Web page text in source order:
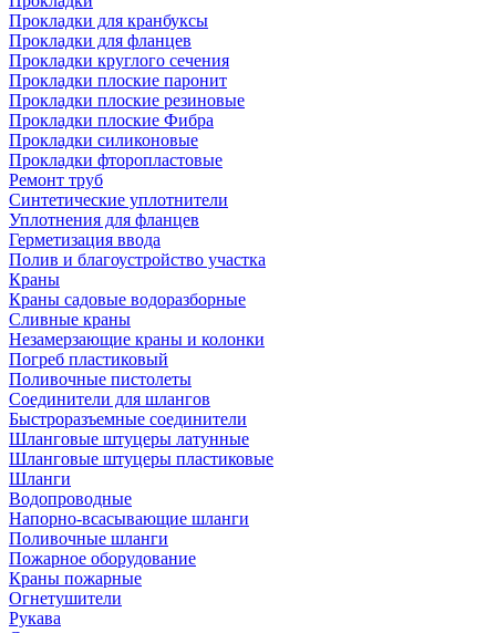
Прокладки для кранбуксы
Прокладки для фланцев
Прокладки круглого сечения
Прокладки плоские паронит
Прокладки плоские резиновые
Прокладки плоские Фибра
Прокладки силиконовые
Прокладки фторопластовые
Ремонт труб
Синтетические уплотнители
Уплотнения для фланцев
Герметизация ввода
Полив и благоустройство участка
Краны
Краны садовые водоразборные
Сливные краны
Незамерзающие краны и колонки
Погреб пластиковый
Поливочные пистолеты
Соединители для шлангов
Быстроразъемные соединители
Шланговые штуцеры латунные
Шланговые штуцеры пластиковые
Шланги
Водопроводные
Напорно-всасывающие шланги
Поливочные шланги
Пожарное оборудование
Краны пожарные
Огнетушители
Рукава